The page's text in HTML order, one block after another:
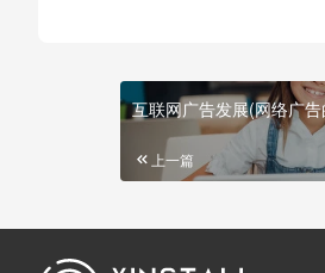
互联网广告发展(网络广
上一篇